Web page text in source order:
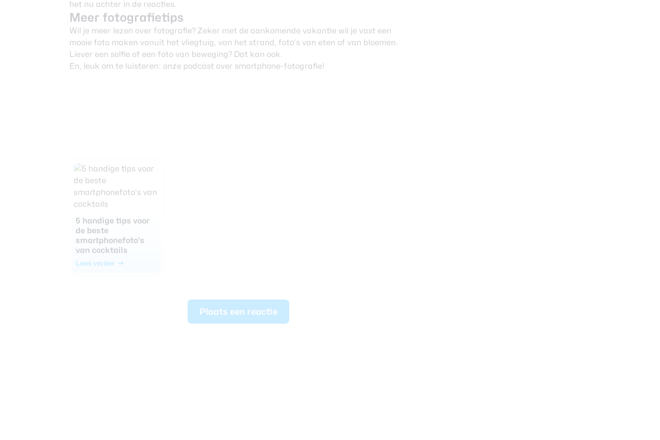
het nu achter in de reacties.
Meer fotografietips
Wil je meer lezen over fotografie? Zeker met de aankomende vakantie wil je vast een
mooie foto maken vanuit het vliegtuig, van het strand, foto’s van eten of van bloemen.
Liever een selfie of een foto van beweging? Dat kan ook.
En, leuk om te luisteren: onze podcast over smartphone-fotografie!
5 handige tips voor
de beste
smartphonefoto’s
van cocktails
Lees verder
Plaats een reactie